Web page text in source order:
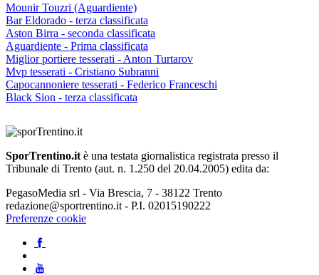
Mounir Touzri (Aguardiente)
Bar Eldorado - terza classificata
Aston Birra - seconda classificata
Aguardiente - Prima classificata
Miglior portiere tesserati - Anton Turtarov
Mvp tesserati - Cristiano Subranni
Capocannoniere tesserati - Federico Franceschi
Black Sion - terza classificata
SporTrentino.it è una testata giornalistica registrata presso il
Tribunale di Trento (aut. n. 1.250 del 20.04.2005) edita da:
PegasoMedia srl - Via Brescia, 7 - 38122 Trento
redazione@sportrentino.it - P.I. 02015190222
Preferenze cookie